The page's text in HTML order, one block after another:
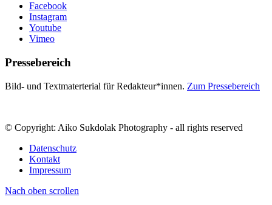
Facebook
Instagram
Youtube
Vimeo
Pressebereich
Bild- und Textmaterterial für Redakteur*innen. Zum Pressebereich
© Copyright: Aiko Sukdolak Photography - all rights reserved
Datenschutz
Kontakt
Impressum
Nach oben scrollen